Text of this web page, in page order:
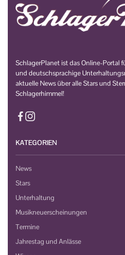
SchlagerPlanet ist das Online-Portal
und deutschsprachige
aktuelle News über alle Stars und
Schlagerhimmel!
KATEGORIEN
News
Stars
Unterhaltung
Musikneuerscheinungen
Termine
Jahrestag und Anlässe